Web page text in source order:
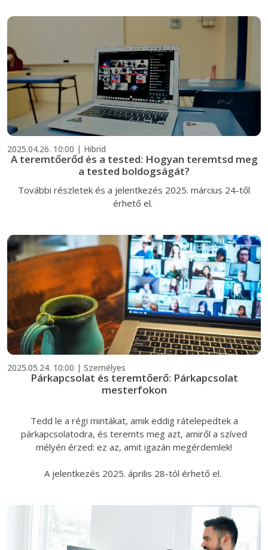
2025.04.26. 10:00 | Hibrid
A teremtőerőd és a tested: Hogyan teremtsd meg
a tested boldogságát?
További részletek és a jelentkezés 2025. március 24-től
érhető el.
2025.05.24. 10:00 | Személyes
Párkapcsolat és teremtőerő: Párkapcsolat
mesterfokon
Tedd le a régi mintákat, amik eddig rátelepedtek a
párkapcsolatodra, és teremts meg azt, amiről a szíved
mélyén érzed: ez az, amit igazán megérdemlek!
A jelentkezés 2025. április 28-tól érhető el.